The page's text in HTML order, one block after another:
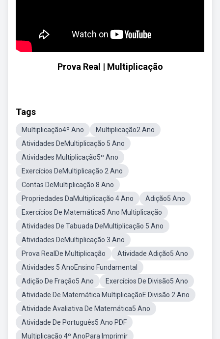
Prova Real | Multiplicação
Tags
Multiplicação4º Ano
Multiplicação2 Ano
Atividades DeMultiplicação 5 Ano
Atividades Multiplicação5º Ano
Exercícios DeMultiplicação 2 Ano
Contas DeMultiplicação 8 Ano
Propriedades DaMultiplicação 4 Ano
Adição5 Ano
Exercícios De Matemática5 Ano Multiplicação
Atividades De Tabuada DeMultiplicação 5 Ano
Atividades DeMultiplicação 3 Ano
Prova RealDe Multiplicação
Atividade Adição5 Ano
Atividades 5 AnoEnsino Fundamental
Adição De Fração5 Ano
Exercícios De Divisão5 Ano
Atividade De Matemática MultiplicaçãoE Divisão 2 Ano
Atividade Avaliativa De Matemática5 Ano
Atividade De Português5 Ano PDF
Multiplicação 4º AnoPara Imprimir